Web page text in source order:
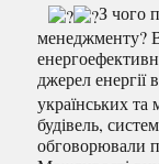
З чого
менеджменту?
джерел енергії
українських
будівель,
обговорювали